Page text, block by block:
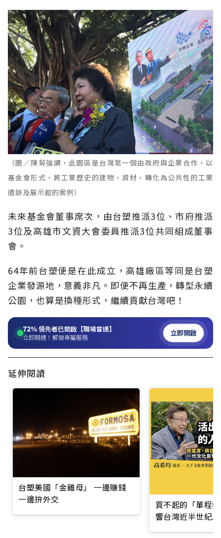
（圖／陳菊強調，此園區是台灣第一個由政府與企業合作，以
基金會形式，將工業歷史的建物、資材，轉化為公共性的工業
遺跡及展示館的案例）
未來基金會董事席次，由台塑推派3位、市府推派
3位及高雄市文資大會委員推派3位共同組成董事
會。
64年前台塑便是在此成立，高雄廠區等同是台塑
企業發源地，意義非凡。即便不再生產，轉型永續
公園，也算是換種形式，繼續貢獻台灣吧！
72%領先者已開啟【職場雷達】
立即開通！解鎖專屬服務 立即開啟
延伸閱讀
台塑美國「金雞母」 一邊賺錢
一邊拚外交
買不起的「單程
響台灣近半世紀